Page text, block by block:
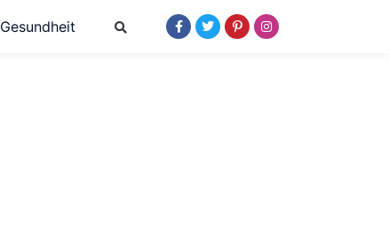
Gesundheit